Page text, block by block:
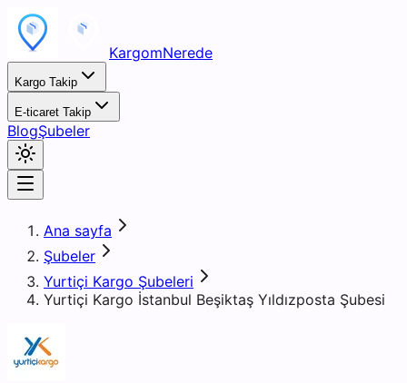
KargomNerede
Kargo Takip
E-ticaret Takip
BlogŞubeler
Ana sayfa
Şubeler
Yurtiçi Kargo Şubeleri
Yurtiçi Kargo İstanbul Beşiktaş Yıldızposta Şubesi